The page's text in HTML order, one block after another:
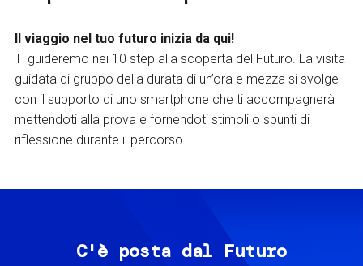
Il viaggio nel tuo futuro inizia da qui!
Ti guideremo nei 10 step alla scoperta del Futuro. La visita
guidata di gruppo della durata di un’ora e mezza si svolge
con il supporto di uno smartphone che ti accompagnerà
mettendoti alla prova e fornendoti stimoli o spunti di
riflessione durante il percorso.
C'è posta dal Futuro